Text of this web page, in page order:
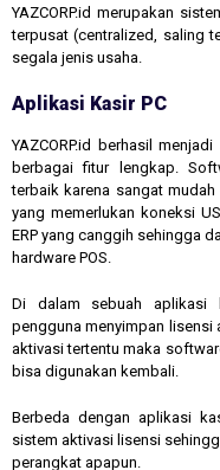
YAZCORP.id merupakan
terpusat (centralized, saling
segala jenis usaha.
Aplikasi Kasir PC
YAZCORP.id berhasil
berbagai fitur lengkap.
terbaik karena sangat
yang memerlukan koneksi
ERP yang canggih sehingga
hardware POS.
Di dalam sebuah aplikasi
pengguna menyimpan lisensi
aktivasi tertentu maka
bisa digunakan kembali.
Berbeda dengan aplikasi
sistem aktivasi lisensi
perangkat apapun.